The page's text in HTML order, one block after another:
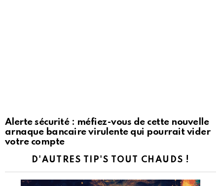
Alerte sécurité : méfiez-vous de cette nouvelle
arnaque bancaire virulente qui pourrait vider
votre compte
D'AUTRES TIP'S TOUT CHAUDS !